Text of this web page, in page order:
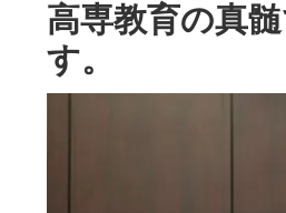
高専教育の真
す。